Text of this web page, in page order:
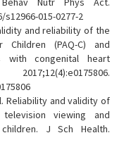
015-0277-2
and reliability of the
(PAQ-C) and
with congenital heart
Reliability and validity of
viewing and
J Sch Health.